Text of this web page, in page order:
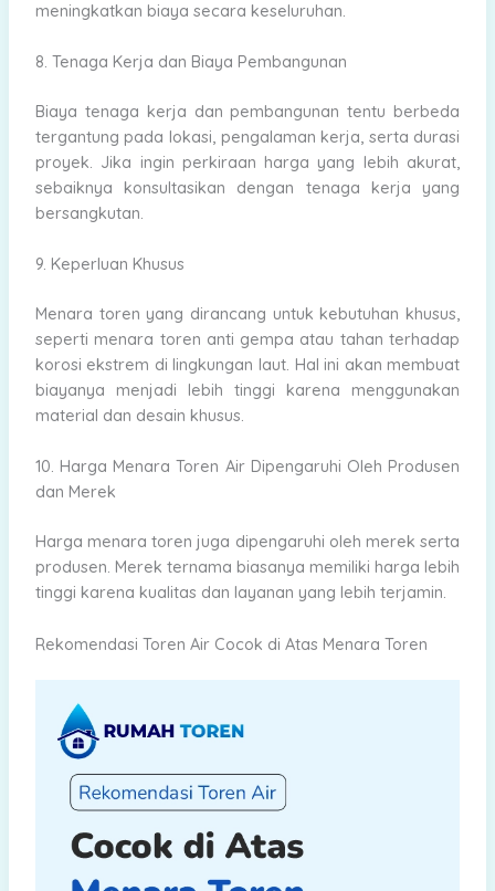
meningkatkan biaya secara keseluruhan.
8. Tenaga Kerja dan Biaya Pembangunan
Biaya tenaga kerja dan pembangunan tentu berbeda
tergantung pada lokasi, pengalaman kerja, serta durasi
proyek. Jika ingin perkiraan harga yang lebih akurat,
sebaiknya konsultasikan dengan tenaga kerja yang
bersangkutan.
9. Keperluan Khusus
Menara toren yang dirancang untuk kebutuhan khusus,
seperti menara toren anti gempa atau tahan terhadap
korosi ekstrem di lingkungan laut. Hal ini akan membuat
biayanya menjadi lebih tinggi karena menggunakan
material dan desain khusus.
10. Harga Menara Toren Air Dipengaruhi Oleh Produsen
dan Merek
Harga menara toren juga dipengaruhi oleh merek serta
produsen. Merek ternama biasanya memiliki harga lebih
tinggi karena kualitas dan layanan yang lebih terjamin.
Rekomendasi Toren Air Cocok di Atas Menara Toren